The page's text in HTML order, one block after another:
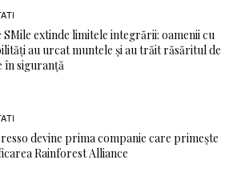
SMile extinde limitele integrării: oamenii cu
au urcat muntele și au trăit răsăritul de
în siguranță
devine prima companie care primește
Rainforest Alliance